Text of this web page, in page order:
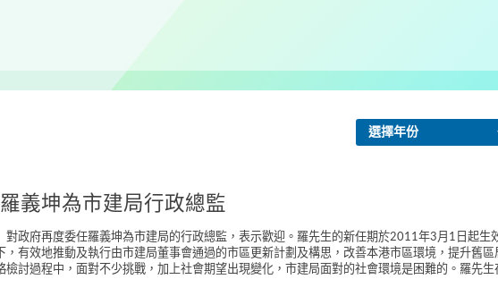
選擇年份
義坤為市建局行政總監
政府再度委任羅義坤為市建局的行政總監，表示歡迎。羅先生的新任期於2011年3月1日起生
有效地推動及執行由市建局董事會通過的市區更新計劃及構思，改善本港市區環境，提升舊區
討過程中，面對不少挑戰，加上社會期望出現變化，市建局面對的社會環境是困難的。羅先